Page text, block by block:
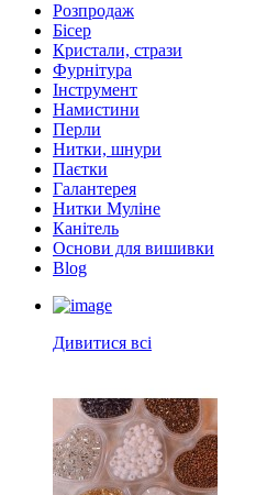
Розпродаж
Бісер
Кристали, стрази
Фурнітура
Інструмент
Намистини
Перли
Нитки, шнури
Паєтки
Галантерея
Нитки Муліне
Канітель
Основи для вишивки
Blog
Дивитися всі